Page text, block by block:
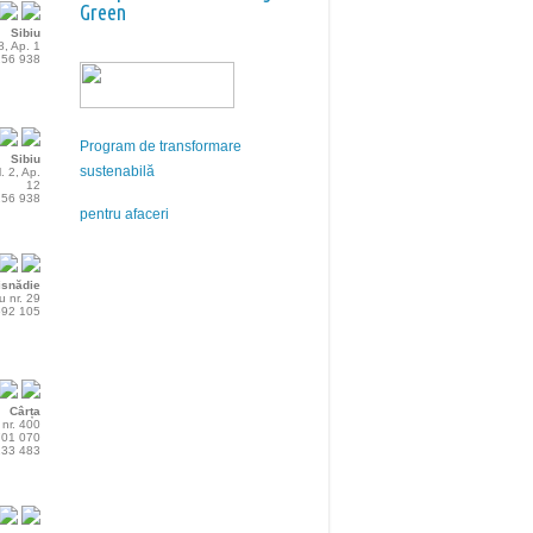
Sibiu
Ap. 1
938
Sibiu
2, Ap.
12
938
nr. 29
105
Cârța
400
070
483
Green
Program de transformare
sustenabilă
pentru afaceri